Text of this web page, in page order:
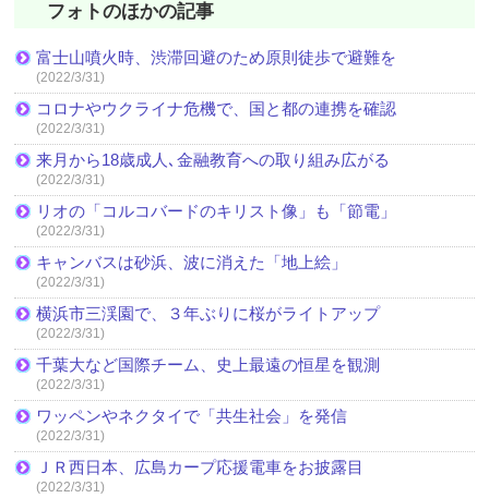
フォトのほかの記事
富士山噴火時、渋滞回避のため原則徒歩で避難を
(2022/3/31)
コロナやウクライナ危機で、国と都の連携を確認
(2022/3/31)
来月から18歳成人､金融教育への取り組み広がる
(2022/3/31)
リオの「コルコバードのキリスト像」も「節電」
(2022/3/31)
キャンバスは砂浜、波に消えた「地上絵」
(2022/3/31)
横浜市三渓園で、３年ぶりに桜がライトアップ
(2022/3/31)
千葉大など国際チーム、史上最遠の恒星を観測
(2022/3/31)
ワッペンやネクタイで「共生社会」を発信
(2022/3/31)
ＪＲ西日本、広島カープ応援電車をお披露目
(2022/3/31)